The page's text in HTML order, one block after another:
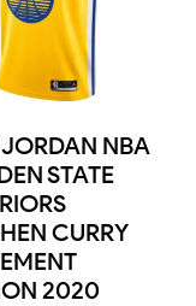
NBA
STATE
CURRY
2020